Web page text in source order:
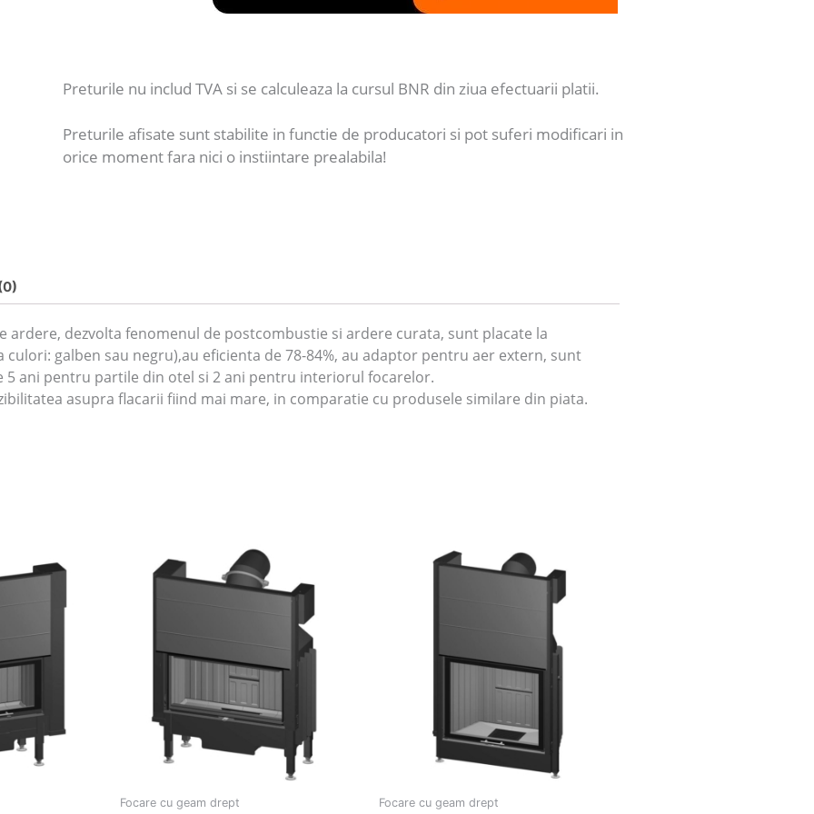
Preturile nu includ TVA si se calculeaza la cursul BNR din ziua efectuarii platii.
Preturile afisate sunt stabilite in functie de producatori si pot suferi modificari in
orice moment fara nici o instiintare prealabila!
ardere, dezvolta fenomenul de postcombustie si ardere curata, sunt placate la
galben sau negru),au eficienta de 78-84%, au adaptor pentru aer extern, sunt
ani pentru partile din otel si 2 ani pentru interiorul focarelor.
asupra flacarii fiind mai mare, in comparatie cu produsele similare din piata.
Focare cu geam drept Focare cu geam drept